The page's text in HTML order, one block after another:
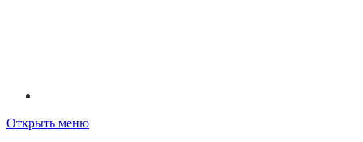
Открыть меню